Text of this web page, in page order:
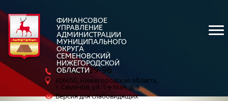
ФИНАНСОВОЕ
УПРАВЛЕНИЕ
АДМИНИСТРАЦИИ
МУНИЦИПАЛЬНОГО
ОКРУГА
СЕМЕНОВСКИЙ
НИЖЕГОРОДСКОЙ
ОБЛАСТИ
8 (83162)5-29-96
606650, Нижегородская область,
г. Семенов, ул. 1-е Мая, д. 1
Версия для слабовидящих